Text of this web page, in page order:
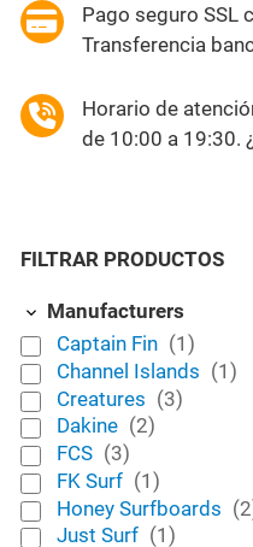
Pago seguro SSL
Transferencia
Horario de
de 10:00 a 19:30.
FILTRAR PRODUCTOS
Manufacturers
Captain Fin (1)
Channel Islands (1)
Creatures (3)
Dakine (2)
FCS (3)
FK Surf (1)
Honey Surfboards
Just Surf (1)